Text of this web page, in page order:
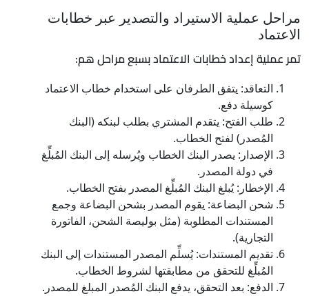
مراحل عملية الاستيراد والتصدير عبر خطابات
الاعتماد
تمر عملية إعداد خطابات الاعتماد بسبع مراحل هم:
التعاقد: يتفق الطرفان على استخدام خطاب الاعتماد
كوسيلة دفع.
طلب الفتح: يتقدم المشتري بطلب لبنكه (البنك
المُصدر) لفتح الخطاب.
الإصدار: يصدر البنك الخطاب ويُرسله إلى البنك المُبلِّغ
في دولة المصدر.
الإخطار: يُبلغ البنك المُبلِّغ المصدر بفتح الخطاب.
شحن البضاعة: يقوم المصدر بشحن البضاعة وجمع
المستندات المطلوبة (مثل بوليصة الشحن، الفاتورة
التجارية).
تقديم المستندات: يُسلِّم المصدر المستندات إلى البنك
المُبلِّغ للتحقق من مطابقتها لشروط الخطاب.
الدفع: بعد التحقق، يدفع البنك المُصدر المبلغ للمصدر.